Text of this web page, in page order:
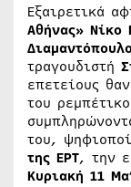
Εξαιρετικά
Αθήνας» Νίκο
τραγουδιστή
επετείους
του
του,
της ΕΡΤ, την
Κυριακή 11